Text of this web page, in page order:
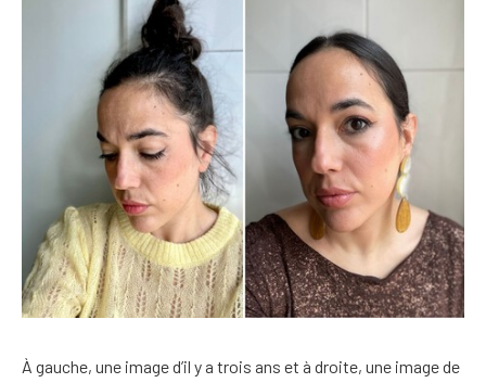
À gauche, une image d’il y a trois ans et à droite, une image de